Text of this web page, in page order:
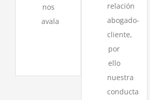
nos
avala
relación
abogado-
cliente,
por
ello
nuestra
conducta